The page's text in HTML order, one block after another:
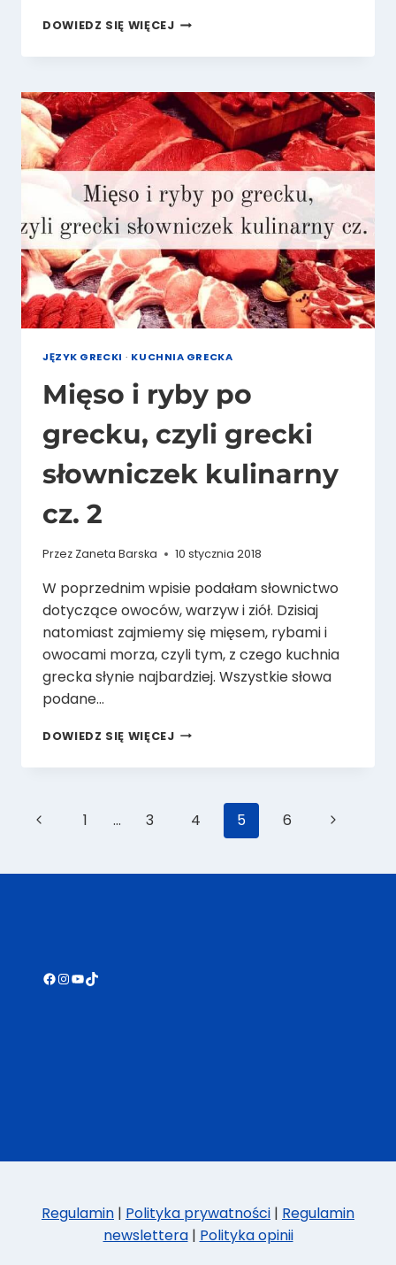
DOWIEDZ SIĘ WIĘCEJO
KSZTAŁCENIA
LITERATURY
NOWOGRECKIEJ
W
ATENACH
(WYWIAD
DOROTĄ
JĘDRAŚ)
JĘZYK GRECKI · KUCHNIA GRECKA
Mięso i ryby po
grecku, czyli grecki
słowniczek kulinarny
cz. 2
Przez Zaneta Barska 10 stycznia 2018
W poprzednim wpisie podałam słownictwo
dotyczące owoców, warzyw i ziół. Dzisiaj
natomiast zajmiemy się mięsem, rybami i
owocami morza, czyli tym, z czego kuchnia
grecka słynie najbardziej. Wszystkie słowa
podane…
DOWIEDZ SIĘ WIĘCEJMIĘSO
RYBY
GRECKU,
CZYLI
KULINARNY
Nawigacja
strony
Poprzednia
1 … 3 4 5 6
Następna
Facebook
Instagram
YouTube
TikTok
Regulamin | Polityka prywatności | Regulamin
newslettera| Polityka opinii